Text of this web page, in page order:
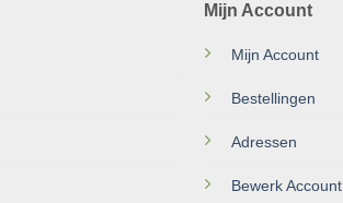
Mijn Account
Mijn Account
Bestellingen
Adressen
Bewerk Account